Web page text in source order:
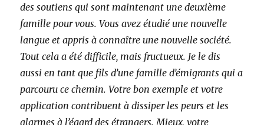
des soutiens qui sont maintenant une deuxième
famille pour vous. Vous avez étudié une nouvelle
langue et appris à connaître une nouvelle société.
Tout cela a été difficile, mais fructueux. Je le dis
aussi en tant que fils d’une famille d’émigrants qui a
parcouru ce chemin. Votre bon exemple et votre
application contribuent à dissiper les peurs et les
alarmes à l’égard des étrangers. Mieux, votre